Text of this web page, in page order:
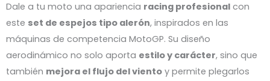
Dale a tu moto una apariencia racing profesional con
este set de espejos tipo alerón, inspirados en las
máquinas de competencia MotoGP. Su diseño
aerodinámico no solo aporta estilo y carácter, sino que
también mejora el flujo del viento y permite plegarlos